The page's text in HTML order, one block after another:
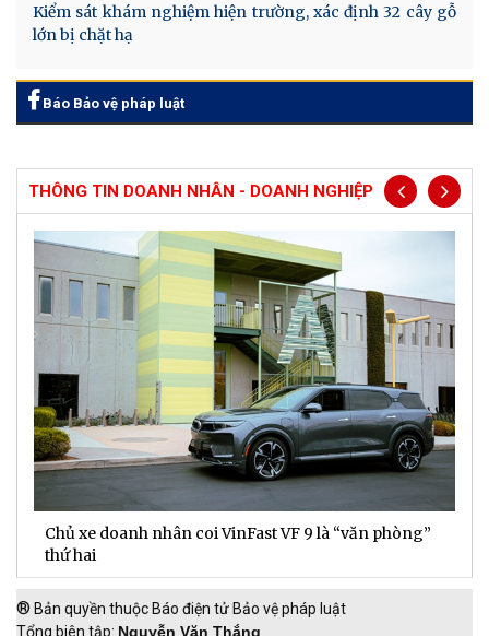
Kiểm sát khám nghiệm hiện trường, xác định 32 cây gỗ
lớn bị chặt hạ
Báo Bảo vệ pháp luật
THÔNG TIN DOANH NHÂN - DOANH NGHIỆP
Chủ xe doanh nhân coi VinFast VF 9 là “văn phòng”
thứ hai
® Bản quyền thuộc Báo điện tử Bảo vệ pháp luật
Tổng biên tập: Nguyễn Văn Thắng